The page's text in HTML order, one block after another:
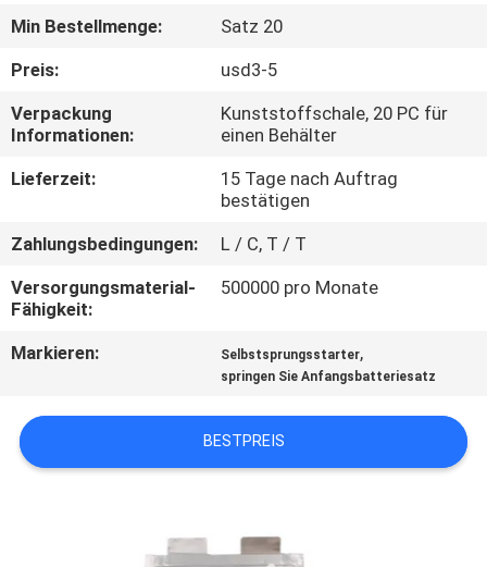
QUALITÄTSKONTROLLE
SIE
MIT
IN
VERBINDUNG
NACHRICHTEN
FÄLLE
Min Bestellmenge:
Satz 20
Preis:
usd3-5
Verpackung
Informationen:
Kunststoffschale, 20 PC für
einen Behälter
Lieferzeit:
15 Tage nach Auftrag
bestätigen
Zahlungsbedingungen:
L / C, T / T
Versorgungsmaterial-
Fähigkeit:
500000 pro Monate
Markieren: Selbstsprungsstarter,
springen Sie Anfangsbatteriesatz
BESTPREIS